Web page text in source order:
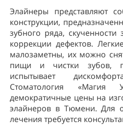
Элайнеры представляют
конструкции,
зубного ряда, скученности
коррекции дефектов.
малозаметны, их можно
пищи и чистки зубов,
испытывает
Стоматология «Магия
демократичные цены на
элайнеров в Тюмени. Для
лечения требуется